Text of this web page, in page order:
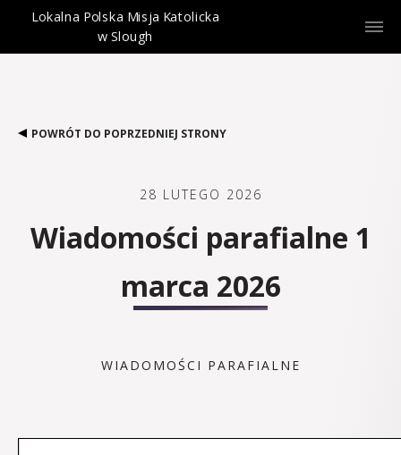
Lokalna Polska Misja Katolicka
w Slough
POWRÓT DO POPRZEDNIEJ STRONY
28 LUTEGO 2026
Wiadomości parafialne 1
marca 2026
WIADOMOŚCI PARAFIALNE